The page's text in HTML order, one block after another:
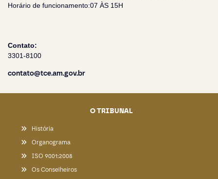
Horário de funcionamento:07 ÀS 15H
Contato:
3301-8100
contato@tce.am.gov.br
O TRIBUNAL
História
Organograma
ISO 9001:2008
Os Conselheiros